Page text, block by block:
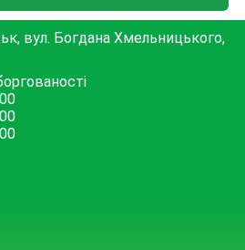
вул. Богдана Хмельницького,